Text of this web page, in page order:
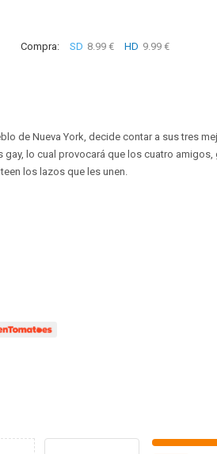
Compra: SD 8.99 € HD 9.99 €
de Nueva York, decide contar a sus tres
lo cual provocará que los cuatro amigos,
los lazos que les unen.